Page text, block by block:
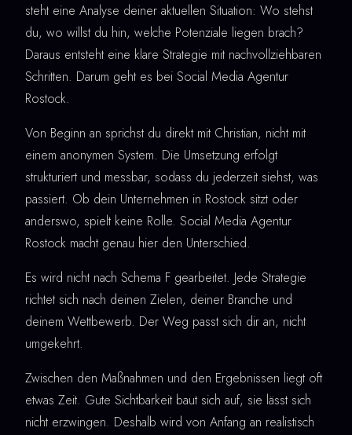
steht eine Analyse deiner aktuellen Situation: Wo stehst
du, wo willst du hin, welche Potenziale liegen brach?
Daraus entsteht eine klare Strategie mit nachvollziehbaren
Schritten. Darum geht es bei Social Media Agentur
Rostock.
Von Beginn an sprichst du direkt mit Christian, nicht mit
einem anonymen System. Die Umsetzung erfolgt
strukturiert und messbar, sodass du jederzeit siehst, was
passiert. Ob dein Unternehmen in Rostock sitzt oder
anderswo, spielt keine Rolle. Social Media Agentur
Rostock macht genau hier den Unterschied.
Es wird nicht nach Schema F gearbeitet. Jede Strategie
richtet sich nach deinen Zielen, deiner Branche und
deinem Wettbewerb. Der Weg passt sich dir an, nicht
umgekehrt.
Zwischen den Maßnahmen und den Ergebnissen liegt oft
etwas Zeit. Gute Sichtbarkeit baut sich auf, sie lässt sich
nicht erzwingen. Deshalb wird von Anfang an realistisch